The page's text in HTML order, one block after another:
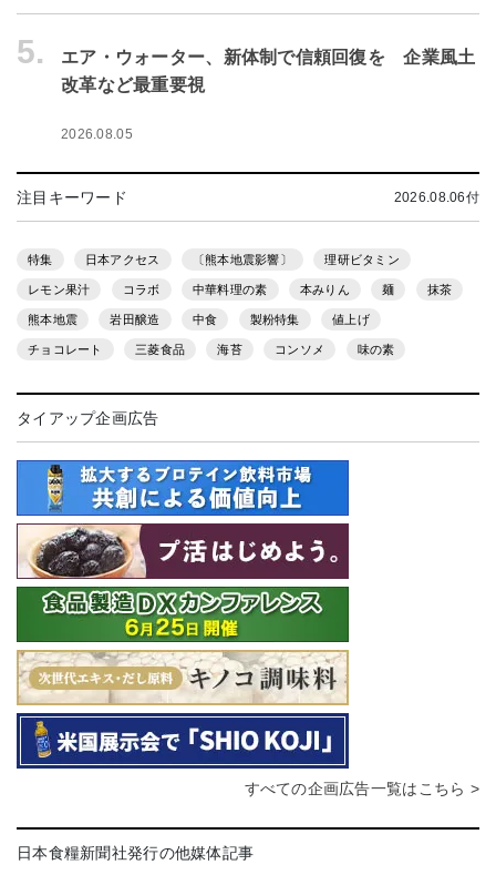
5.
エア・ウォーター、新体制で信頼回復を 企業風土
改革など最重要視
2026.08.05
注目キーワード 2026.08.06付
特集 日本アクセス 〔熊本地震影響〕 理研ビタミン
レモン果汁 コラボ 中華料理の素 本みりん 麺 抹茶
熊本地震 岩田醸造 中食 製粉特集 値上げ
チョコレート 三菱食品 海苔 コンソメ 味の素
タイアップ企画広告
すべての企画広告一覧はこちら >
日本食糧新聞社発行の他媒体記事